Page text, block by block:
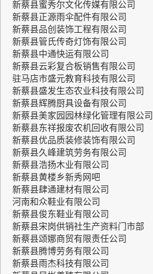
新蔡县蜜秀尔文化传媒有限公司
新蔡县正源雨伞配件有限公司
新蔡县品创装饰工程有限公司
新蔡县管氏传奇灯饰有限公司
新蔡县中通快运有限公司
新蔡县云彩复合板销售有限公司
驻马店市盛元教育科技有限公司
新蔡县盛发生态农业科技有限公司
新蔡县辉腾厨具设备有限公司
新蔡县美家园园林绿化管理有限公司
新蔡县东祥报废农机回收有限公司
新蔡县优品质装修装饰有限公司
新蔡县久峰建筑劳务有限公司
新蔡县浩扬木业有限公司
新蔡县黄楼乡新秀网吧
新蔡县肆通建材有限公司
河南和众鞋业有限公司
新蔡县俊东鞋业有限公司
新蔡县宋岗供销社生产资料门市部
新蔡县颂娜商贸有限责任公司
新蔡县腾博劳务有限公司
新蔡县雨杰科技有限公司